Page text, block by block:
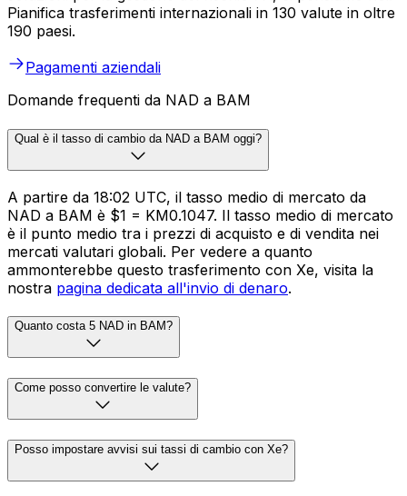
Pianifica trasferimenti internazionali in 130 valute in oltre
190 paesi.
Pagamenti aziendali
Domande frequenti da NAD a BAM
Qual è il tasso di cambio da NAD a BAM oggi?
A partire da 18:02 UTC, il tasso medio di mercato da
NAD a BAM è $1 = KM0.1047. Il tasso medio di mercato
è il punto medio tra i prezzi di acquisto e di vendita nei
mercati valutari globali. Per vedere a quanto
ammonterebbe questo trasferimento con Xe, visita la
nostra pagina dedicata all'invio di denaro.
Quanto costa 5 NAD in BAM?
Come posso convertire le valute?
Posso impostare avvisi sui tassi di cambio con Xe?